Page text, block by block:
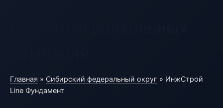
Главная » Сибирский федеральный округ » ИнжСтрой
Line Фундамент